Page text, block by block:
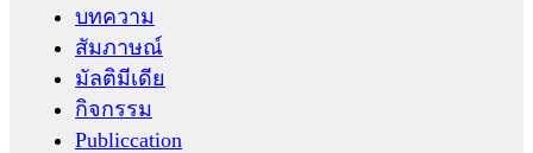
บทความ
สัมภาษณ์
มัลติมีเดีย
กิจกรรม
Publiccation